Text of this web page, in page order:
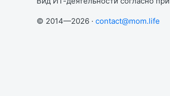
© 2014—2026 · contact@mom.life